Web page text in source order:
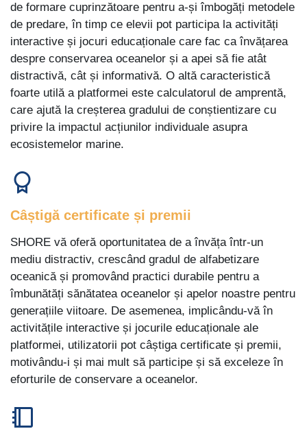
de formare cuprinzătoare pentru a-și îmbogăți metodele
de predare, în timp ce elevii pot participa la activități
interactive și jocuri educaționale care fac ca învățarea
despre conservarea oceanelor și a apei să fie atât
distractivă, cât și informativă. O altă caracteristică
foarte utilă a platformei este calculatorul de amprentă,
care ajută la creșterea gradului de conștientizare cu
privire la impactul acțiunilor individuale asupra
ecosistemelor marine.
Câștigă certificate și premii
SHORE vă oferă oportunitatea de a învăța într-un
mediu distractiv, crescând gradul de alfabetizare
oceanică și promovând practici durabile pentru a
îmbunătăți sănătatea oceanelor și apelor noastre pentru
generațiile viitoare. De asemenea, implicându-vă în
activitățile interactive și jocurile educaționale ale
platformei, utilizatorii pot câștiga certificate și premii,
motivându-i și mai mult să participe și să exceleze în
eforturile de conservare a oceanelor.